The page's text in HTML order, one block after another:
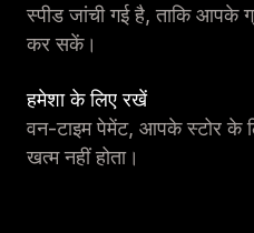
स्पीड जांची गई है, ताकि
कर सकें।
हमेशा के लिए रखें
वन-टाइम पेमेंट, आपके स्टोर के
खत्म नहीं होता।